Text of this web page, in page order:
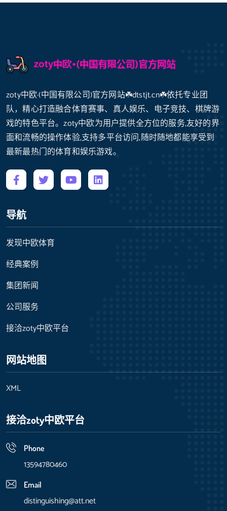
zoty中欧·(中国有限公司)官方网站☘️dtstjt.cn☘️依托专业团
队，精心打造融合体育赛事、真人娱乐、电子竞技、棋牌游
戏的特色平台。zoty中欧为用户提供全方位的服务,友好的界
面和流畅的操作体验,支持多平台访问,随时随地都能享受到
最新最热门的体育和娱乐游戏。
导航
发现中欧体育
经典案例
集团新闻
公司服务
接洽zoty中欧平台
网站地图
XML
接洽zoty中欧平台
Phone
13594780460
Email
distinguishing@att.net